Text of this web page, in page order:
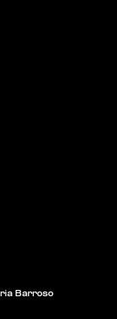
Barroso